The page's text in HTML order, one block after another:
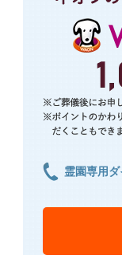
霊園専用